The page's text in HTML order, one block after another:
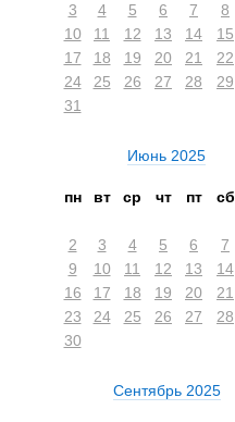
3
4 5 6 7 8
10
11 12 13 14 15
17
18 19 20 21 22
24
25 26 27 28 29
31
Июнь 2025
пн вт ср чт пт сб
2
3 4 5 6 7
9
10 11 12 13 14
16
17 18 19 20 21
23
24 25 26 27 28
30
Сентябрь 2025